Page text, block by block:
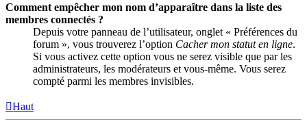
Comment empêcher mon nom d’apparaître dans la liste des
membres connectés ?
Depuis votre panneau de l’utilisateur, onglet « Préférences du
forum », vous trouverez l’option Cacher mon statut en ligne.
Si vous activez cette option vous ne serez visible que par les
administrateurs, les modérateurs et vous-même. Vous serez
compté parmi les membres invisibles.
Haut